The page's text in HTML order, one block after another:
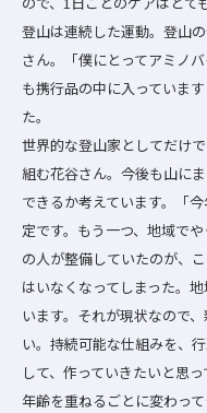
登山は連続した運動。登山
さん。「僕にとってアミノ
も携行品の中に入っていま
た。
世界的な登山家としてだけ
組む花谷さん。今後も山に
できるか考えています。「
定です。もう一つ、地域で
の人が整備していたのが、
はいなくなってしまった。
います。それが現状なので
い。持続可能な仕組みを、
して、作っていきたいと思っ
年齢を重ねるごとに変わっ